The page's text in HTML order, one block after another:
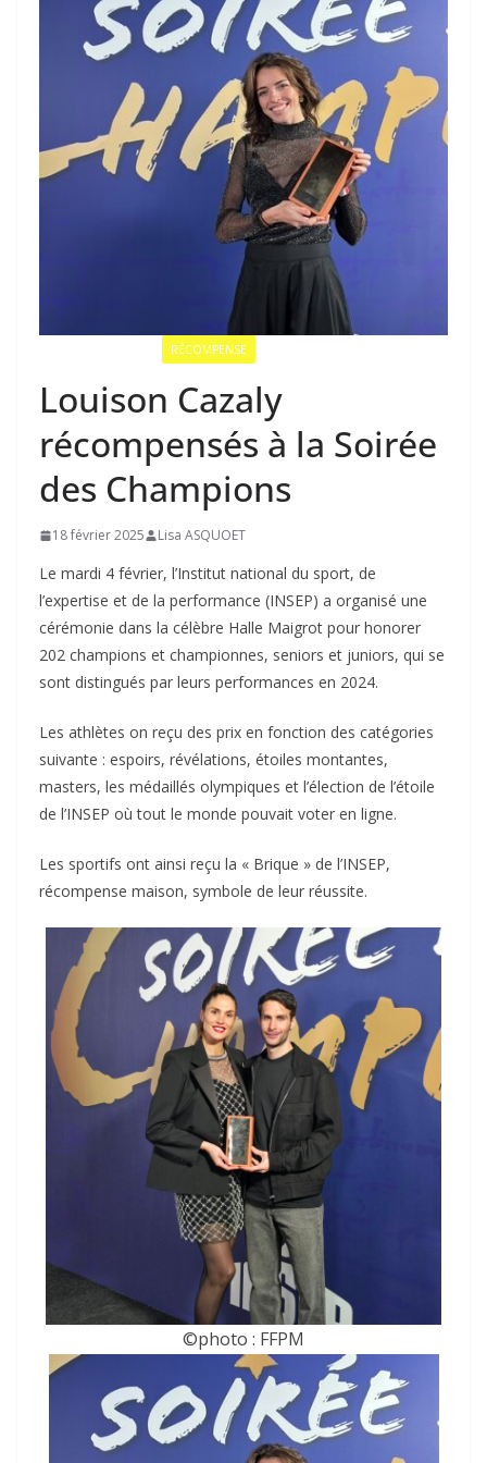
RÉCOMPENSE
Louison Cazaly
récompensés à la Soirée
des Champions
18 février 2025 Lisa ASQUOET
Le mardi 4 février, l’Institut national du sport, de
l’expertise et de la performance (INSEP) a organisé une
cérémonie dans la célèbre Halle Maigrot pour honorer
202 champions et championnes, seniors et juniors, qui se
sont distingués par leurs performances en 2024.
Les athlètes on reçu des prix en fonction des catégories
suivante : espoirs, révélations, étoiles montantes,
masters, les médaillés olympiques et l’élection de l’étoile
de l’INSEP où tout le monde pouvait voter en ligne.
Les sportifs ont ainsi reçu la « Brique » de l’INSEP,
récompense maison, symbole de leur réussite.
©photo : FFPM